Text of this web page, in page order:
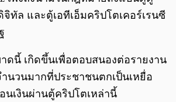
ทัล และตู้เอทีเอ็มคริปโตเคอร์เรนซี
ดนี้ เกิดขึ้นเพื่อตอบสนองต่อรายงาน
นวนมากที่ประชาชนตกเป็นเหยื่อ
นเงินผ่านตู้คริปโตเหล่านี้